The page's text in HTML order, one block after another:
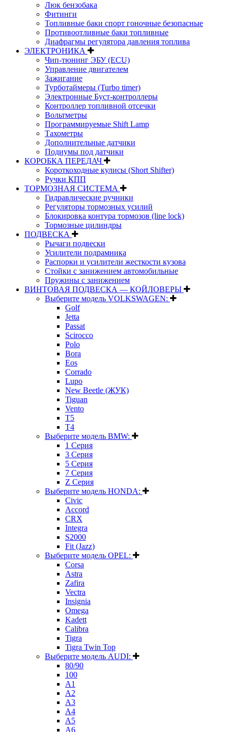
Люк бензобака
Фитинги
Топливные баки спорт гоночные безопасные
Противоотливные баки топливные
Диафрагмы регулятора давления топлива
ЭЛЕКТРОНИКА
Чип-тюнинг ЭБУ (ECU)
Управление двигателем
Зажигание
Турботаймеры (Turbo timer)
Электронные Буст-контроллеры
Контроллер топливной отсечки
Вольтметры
Программируемые Shift Lamp
Тахометры
Дополнительные датчики
Подиумы под датчики
КОРОБКА ПЕРЕДАЧ
Короткоходные кулисы (Short Shifter)
Ручки КПП
ТОРМОЗНАЯ СИСТЕМА
Гидравлические ручники
Регуляторы тормозных усилий
Блокировка контура тормозов (line lock)
Тормозные цилиндры
ПОДВЕСКА
Рычаги подвески
Усилители подрамника
Распорки и усилители жесткости кузова
Стойки с занижением автомобильные
Пружины с занижением
ВИНТОВАЯ ПОДВЕСКА — КОЙЛОВЕРЫ
Выберите модель VOLKSWAGEN:
Golf
Jetta
Passat
Scirocco
Polo
Bora
Eos
Corrado
Lupo
New Beetle (ЖУК)
Tiguan
Vento
T5
T4
Выберите модель BMW:
1 Серия
3 Серия
5 Серия
7 Серия
Z Серия
Выберите модель HONDA:
Civic
Accord
CRX
Integra
S2000
Fit (Jazz)
Выберите модель OPEL:
Corsa
Astra
Zafira
Vectra
Insignia
Omega
Kadett
Calibra
Tigra
Tigra Twin Top
Выберите модель AUDI:
80/90
100
A1
A2
A3
A4
A5
A6